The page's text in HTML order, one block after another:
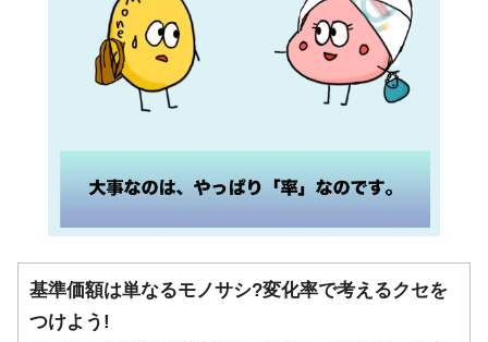
基準価額は単なるモノサシ?変化率で考えるクセを
つけよう!